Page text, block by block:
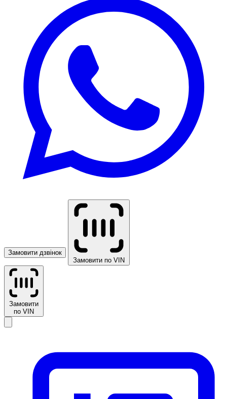
Замовити дзвінок
Замовити по VIN
Замовити
по VIN